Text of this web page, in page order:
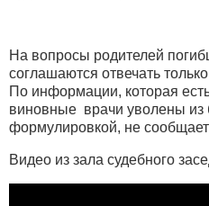
На вопросы родителей
соглашаются отвечать
По информации, которая
виновные врачи уволены из
формулировкой, не
Видео из зала судебного